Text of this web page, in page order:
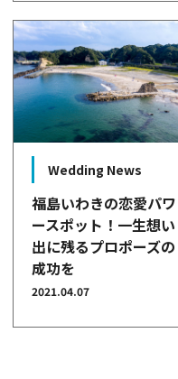
Wedding News
福島いわきの恋愛パワ
ースポット！一生想い
出に残るプロポーズの
成功を
2021.04.07